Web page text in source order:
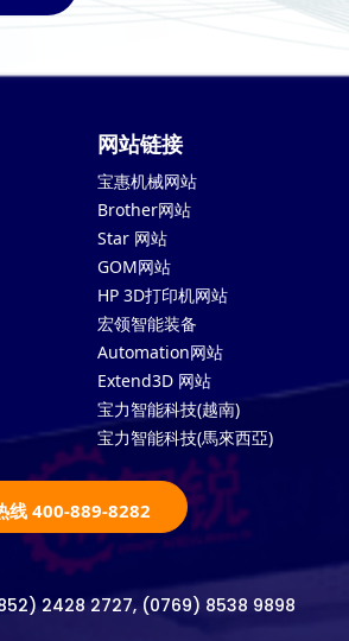
网站链接
宝惠机械网站
Brother网站
Star 网站
GOM网站
HP 3D打印机网站
宏领智能装备
Automation网站
Extend3D 网站
宝力智能科技(越南)
宝力智能科技(馬來西亞)
线 400-889-8282
2428 2727, (0769) 8538 9898